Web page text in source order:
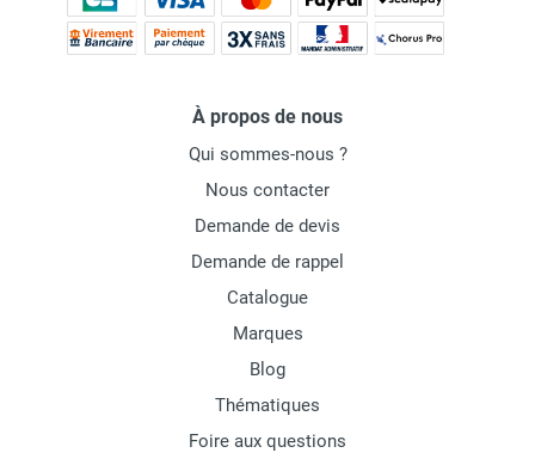
À propos de nous
Qui sommes-nous ?
Nous contacter
Demande de devis
Demande de rappel
Catalogue
Marques
Blog
Thématiques
Foire aux questions